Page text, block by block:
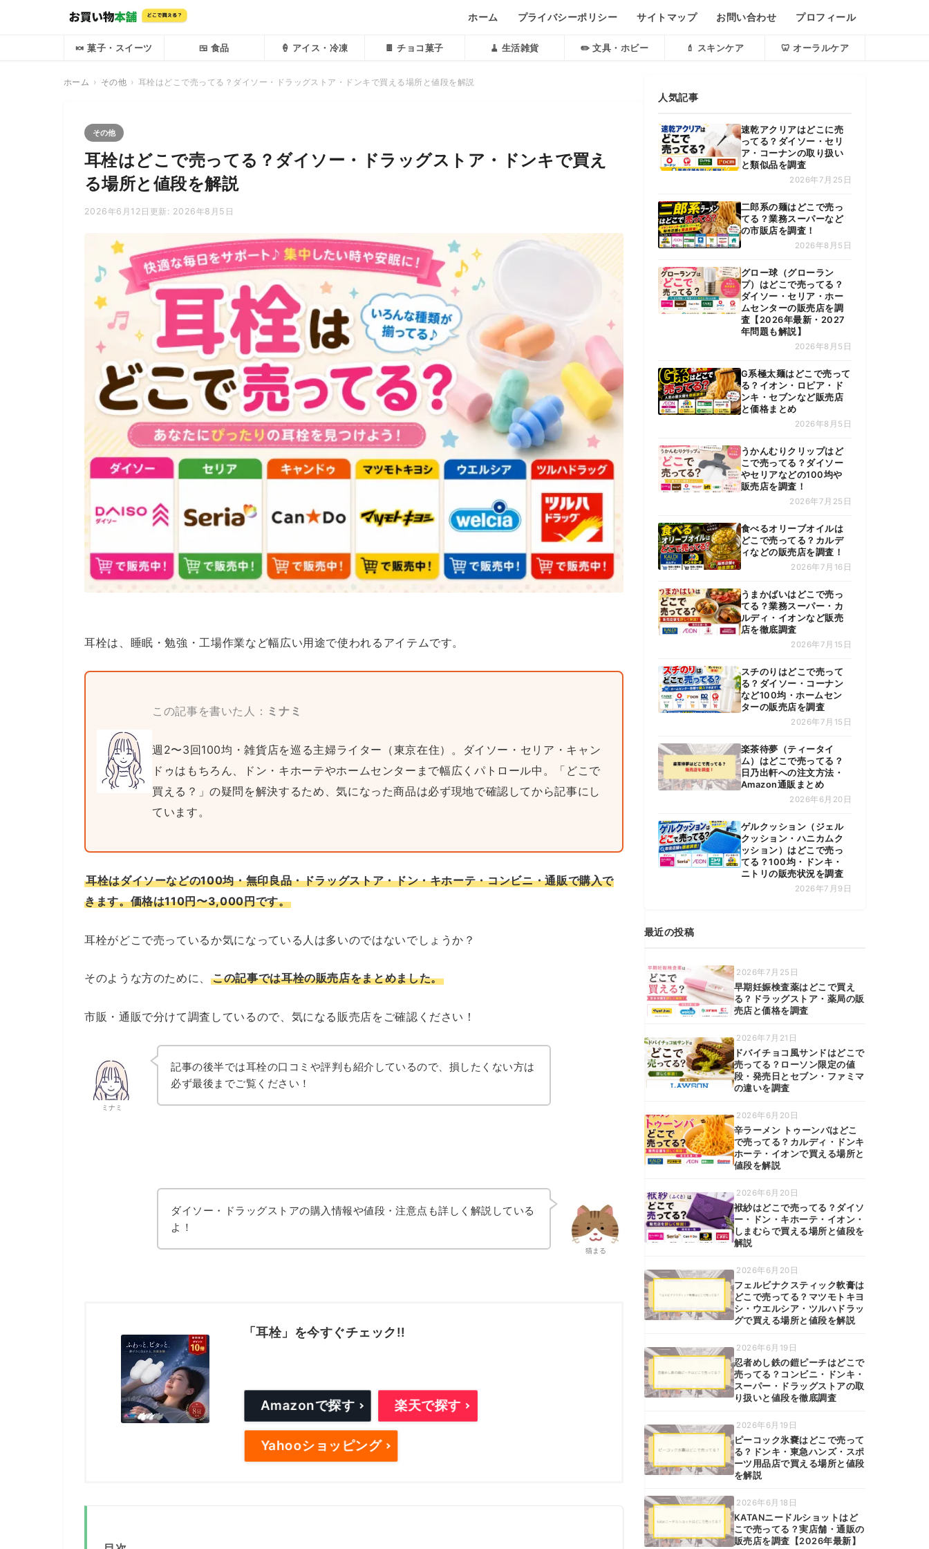
ホーム プライバシーポリシー サイトマップ お問い合わせ プロフィール
🍬 菓子・スイーツ 🍱 食品 🍦 アイス・冷凍 🍫 チョコ菓子 🧹 生活雑貨 ✏️ 文具・ホビー 💄 スキンケア 🦷 オーラルケア
ホーム その他 耳栓はどこで売ってる？ダイソー・ドラッグストア・ドンキで買える場所と値段を解説
その他
耳栓はどこで売ってる？ダイソー・ドラッグストア・ドンキで買え
る場所と値段を解説
2026年6月12日 更新: 2026年8月5日
耳栓は、睡眠・勉強・工場作業など幅広い用途で使われるアイテムです。
この記事を書いた人： ミナミ
週2〜3回100均・雑貨店を巡る主婦ライター（東京在住）。ダイソー・セリア・キャン
ドゥはもちろん、ドン・キホーテやホームセンターまで幅広くパトロール中。「どこで
買える？」の疑問を解決するため、気になった商品は必ず現地で確認してから記事にし
ています。
耳栓はダイソーなどの100均・無印良品・ドラッグストア・ドン・キホーテ・コンビニ・通販で購入で
きます。価格は110円〜3,000円です。
耳栓がどこで売っているか気になっている人は多いのではないでしょうか？
そのような方のために、この記事では耳栓の販売店をまとめました。
市販・通販で分けて調査しているので、気になる販売店をご確認ください！
ミナミ
記事の後半では耳栓の口コミや評判も紹介しているので、損したくない方は
必ず最後までご覧ください！
猫まる
ダイソー・ドラッグストアの購入情報や値段・注意点も詳しく解説している
よ！
「耳栓」を今すぐチェック!!
Amazonで探す 楽天で探す
Yahooショッピング
人気記事
速乾アクリアはどこに売
ってる？ダイソー・セリ
ア・コーナンの取り扱い
と類似品を調査
2026年7月25日
二郎系の麺はどこで売っ
てる？業務スーパーなど
の市販店を調査！
2026年8月5日
グロー球（グローラン
プ）はどこで売ってる？
ダイソー・セリア・ホー
ムセンターの販売店を調
査【2026年最新・2027
年問題も解説】
2026年8月5日
G系極太麺はどこで売って
る？イオン・ロピア・ド
ンキ・セブンなど販売店
と価格まとめ
2026年8月5日
うかんむりクリップはど
こで売ってる？ダイソー
やセリアなどの100均や
販売店を調査！
2026年7月25日
食べるオリーブオイルは
どこで売ってる？カルデ
ィなどの販売店を調査！
2026年7月16日
うまかばいはどこで売っ
てる？業務スーパー・カ
ルディ・イオンなど販売
店を徹底調査
2026年7月15日
スチのりはどこで売って
る？ダイソー・コーナン
など100均・ホームセン
ターの販売店を調査
2026年7月15日
楽茶待夢（ティータイ
ム）はどこで売ってる？
日乃出軒への注文方法・
Amazon通販まとめ
2026年6月20日
ゲルクッション（ジェル
クッション・ハニカムク
ッション）はどこで売っ
てる？100均・ドンキ・
ニトリの販売状況を調査
2026年7月9日
最近の投稿
2026年7月25日
早期妊娠検査薬はどこで買え
る？ドラッグストア・薬局の販
売店と価格を調査
2026年7月21日
ドバイチョコ風サンドはどこで
売ってる？ローソン限定の値
段・発売日とセブン・ファミマ
の違いを調査
2026年6月20日
辛ラーメン トゥーンバはどこ
で売ってる？カルディ・ドンキ
ホーテ・イオンで買える場所と
値段を解説
2026年6月20日
袱紗はどこで売ってる？ダイソ
ー・ドン・キホーテ・イオン・
しまむらで買える場所と値段を
解説
2026年6月20日
フェルビナクスティック軟膏は
どこで売ってる？マツモトキヨ
シ・ウエルシア・ツルハドラッ
グで買える場所と値段を解説
2026年6月19日
忍者めし鉄の鎧ピーチはどこで
売ってる？コンビニ・ドンキ・
スーパー・ドラッグストアの取
り扱いと値段を徹底調査
2026年6月19日
ピーコック氷嚢はどこで売って
る？ドンキ・東急ハンズ・スポ
ーツ用品店で買える場所と値段
を解説
2026年6月18日
KATANニードルショットはど
こで売ってる？実店舗・通販の
販売店を調査【2026年最新】